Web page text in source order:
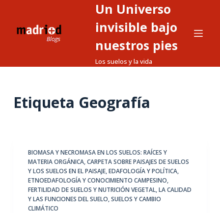
Un Universo
invisible bajo
nuestros pies
Los suelos y la vida
Etiqueta Geografía
BIOMASA Y NECROMASA EN LOS SUELOS: RAÍCES Y
MATERIA ORGÁNICA,CARPETA SOBRE PAISAJES DE SUELOS
Y LOS SUELOS EN EL PAISAJE,EDAFOLOGÍA Y POLÍTICA,
ETNOEDAFOLOGÍA Y CONOCIMIENTO CAMPESINO,
FERTILIDAD DE SUELOS Y NUTRICIÓN VEGETAL,LA CALIDAD
Y LAS FUNCIONES DEL SUELO,SUELOS Y CAMBIO
CLIMÁTICO